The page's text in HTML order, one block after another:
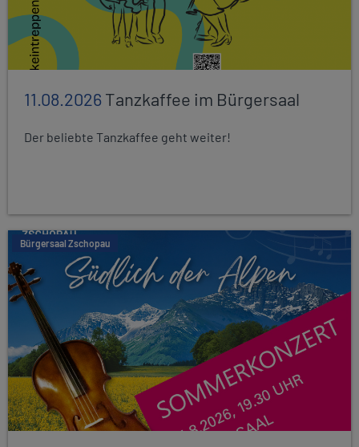
11.08.2026Tanzkaffee im Bürgersaal
Der beliebte Tanzkaffee geht weiter!
Bürgersaal Zschopau